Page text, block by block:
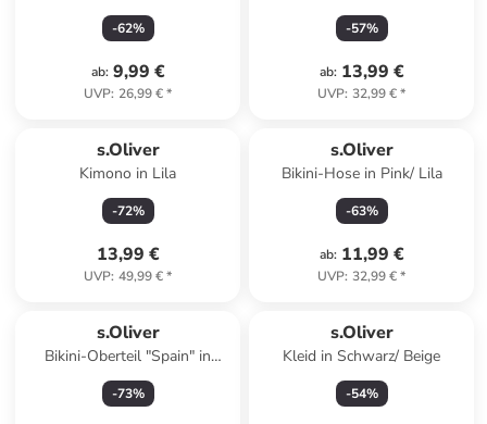
-62%
ab: 9,99 €
UVP: 26,99 €*
Creme
-57%
ab: 13,99 €
UVP: 32,99 €*
s.Oliver
Kimono in Lila
-72%
13,99 €
UVP: 49,99 €*
s.Oliver
Bikini-Hose in Pink/ Lila
-63%
ab: 11,99 €
UVP: 32,99 €*
s.Oliver
Bikini-Oberteil "Spain" in
Dunkelblau
-73%
s.Oliver
Kleid in Schwarz/ Beige
-54%